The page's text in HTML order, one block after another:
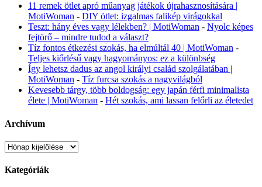
11 remek ötlet apró műanyag játékok újrahasznosítására |
MotiWoman - DIY ötlet: izgalmas falikép virágokkal
Teszt: hány éves vagy lélekben? | MotiWoman - Nyolc képes
fejtörő – mindre tudod a választ?
Tíz fontos étkezési szokás, ha elmúltál 40 | MotiWoman -
Teljes kiőrlésű vagy hagyományos: ez a különbség
Így lehetsz dadus az angol királyi család szolgálatában |
MotiWoman - Tíz furcsa szokás a nagyvilágból
Kevesebb tárgy, több boldogság: egy japán férfi minimalista
élete | MotiWoman - Hét szokás, ami lassan felőrli az életedet
Archívum
Archívum
Kategóriák